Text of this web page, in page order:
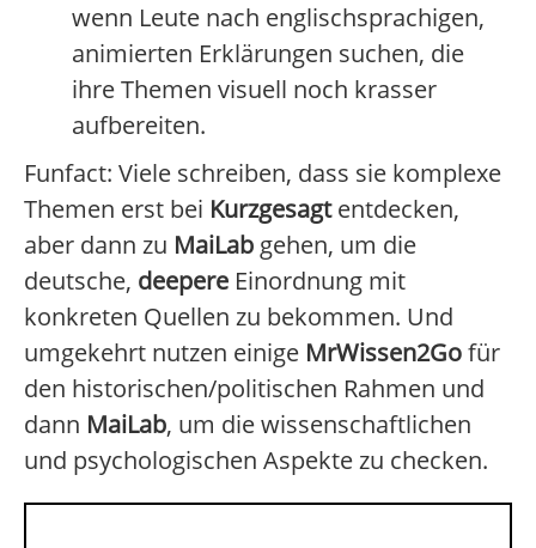
wenn Leute nach englischsprachigen,
animierten Erklärungen suchen, die
ihre Themen visuell noch krasser
aufbereiten.
Funfact: Viele schreiben, dass sie komplexe
Themen erst bei Kurzgesagtentdecken,
aber dann zu MaiLab gehen, um die
deutsche, deepere Einordnung mit
konkreten Quellen zu bekommen. Und
umgekehrt nutzen einige MrWissen2Gofür
den historischen/politischen Rahmen und
dann MaiLab, um die wissenschaftlichen
und psychologischen Aspekte zu checken.